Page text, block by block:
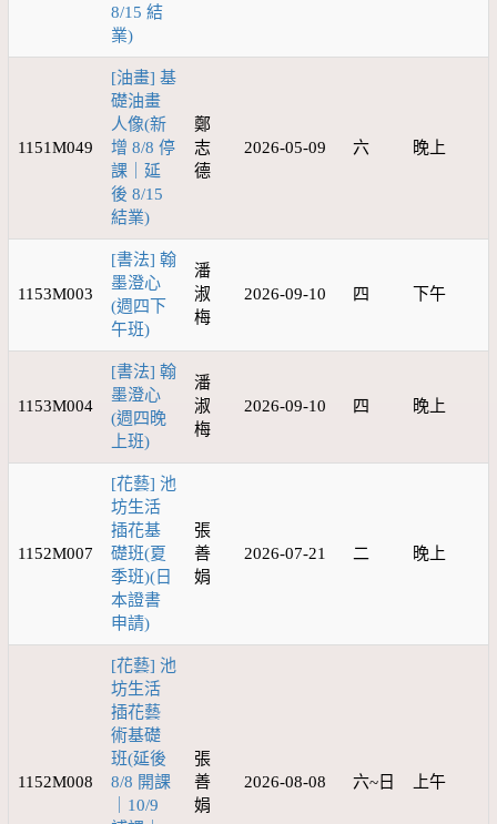
8/15 結
業)
1151M049
[油畫] 基
礎油畫
人像(新
增 8/8 停
課｜延
後 8/15
結業)
鄭
志
德
2026-05-09 六 晚上
1153M003
[書法] 翰
墨澄心
(週四下
午班)
潘
淑
梅
2026-09-10 四 下午
1153M004
[書法] 翰
墨澄心
(週四晚
上班)
潘
淑
梅
2026-09-10 四 晚上
1152M007
[花藝] 池
坊生活
插花基
礎班(夏
季班)(日
本證書
申請)
張
善
娟
2026-07-21 二 晚上
1152M008
[花藝] 池
坊生活
插花藝
術基礎
班(延後
8/8 開課
｜10/9
張
善
娟
2026-08-08 六~日 上午